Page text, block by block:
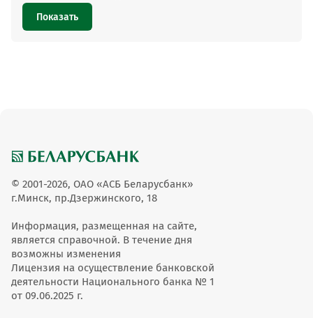
Показать
© 2001-2026, ОАО «АСБ Беларусбанк»
г.Минск, пр.Дзержинского, 18
Информация, размещенная на сайте,
является справочной. В течение дня
возможны изменения
Лицензия на осуществление банковской
деятельности Национального банка № 1
от 09.06.2025 г.